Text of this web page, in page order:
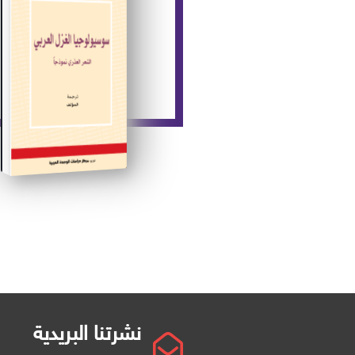
نشرتنا البريدية